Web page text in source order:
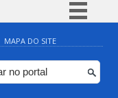
Simplifique!
Comunica BR
Participe
MAPA DO SITE